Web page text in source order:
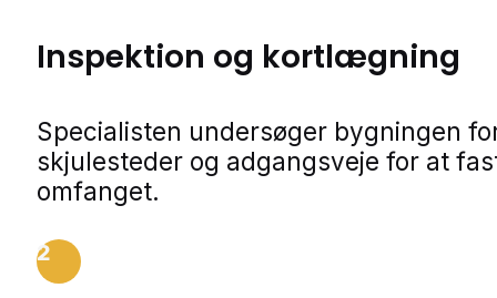
Inspektion og kortlægning
Specialisten undersøger bygningen
skjulesteder og adgangsveje for at
omfanget.
2